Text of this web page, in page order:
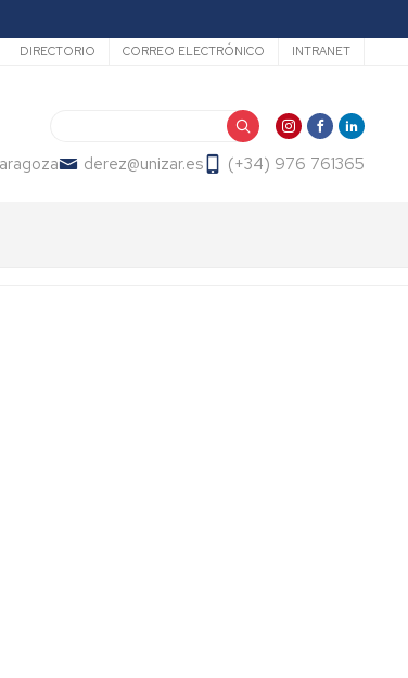
Secundario
DIRECTORIO CORREO ELECTRÓNICO INTRANET
derez@unizar.es (+34) 976 761365